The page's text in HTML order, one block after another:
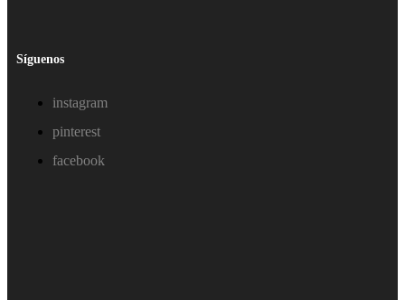
Síguenos
instagram
pinterest
facebook